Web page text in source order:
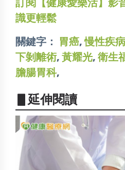
識更輕鬆
關鍵字： 胃癌,慢性疾病
下剝離術, 黃耀光, 衛生
膽腸胃科,
▋延伸閱讀